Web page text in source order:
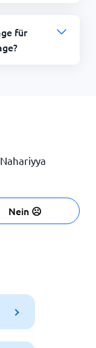
für
Nein ☹️